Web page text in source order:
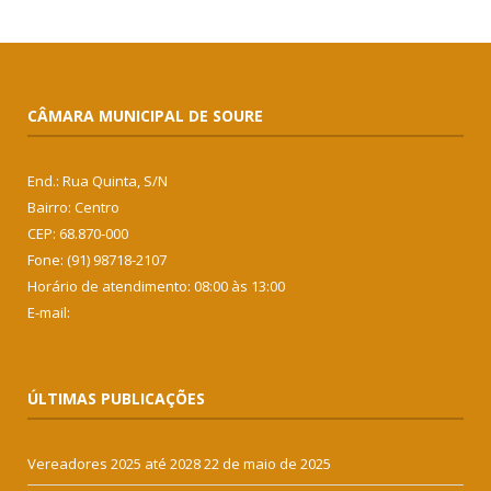
CÂMARA MUNICIPAL DE SOURE
End.: Rua Quinta, S/N
Bairro: Centro
CEP: 68.870-000
Fone: (91) 98718-2107
Horário de atendimento: 08:00 às 13:00
E-mail:
ÚLTIMAS PUBLICAÇÕES
Vereadores 2025 até 202822 de maio de 2025